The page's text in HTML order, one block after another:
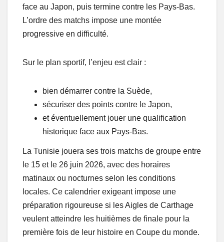
face au Japon, puis termine contre les Pays-Bas.
L’ordre des matchs impose une montée
progressive en difficulté.
Sur le plan sportif, l’enjeu est clair :
bien démarrer contre la Suède,
sécuriser des points contre le Japon,
et éventuellement jouer une qualification
historique face aux Pays-Bas.
La Tunisie jouera ses trois matchs de groupe entre
le 15 et le 26 juin 2026, avec des horaires
matinaux ou nocturnes selon les conditions
locales. Ce calendrier exigeant impose une
préparation rigoureuse si les Aigles de Carthage
veulent atteindre les huitièmes de finale pour la
première fois de leur histoire en Coupe du monde.